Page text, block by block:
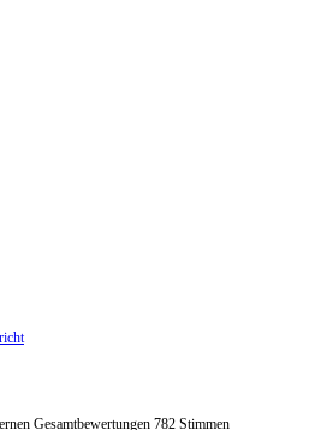
Gesamtbewertungen 782 Stimmen